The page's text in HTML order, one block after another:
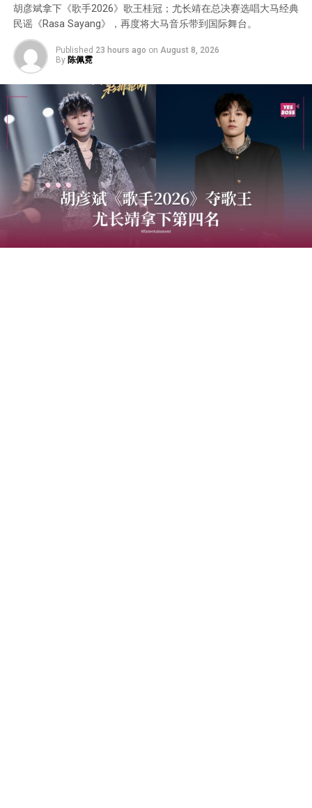
胡彦斌拿下《歌手2026》歌王桂冠；尤长靖在总决赛选唱大马经典
民谣《Rasa Sayang》，再度将大马音乐带到国际舞台。
Published 23 hours ago on August 8, 2026
By 陈佩霓